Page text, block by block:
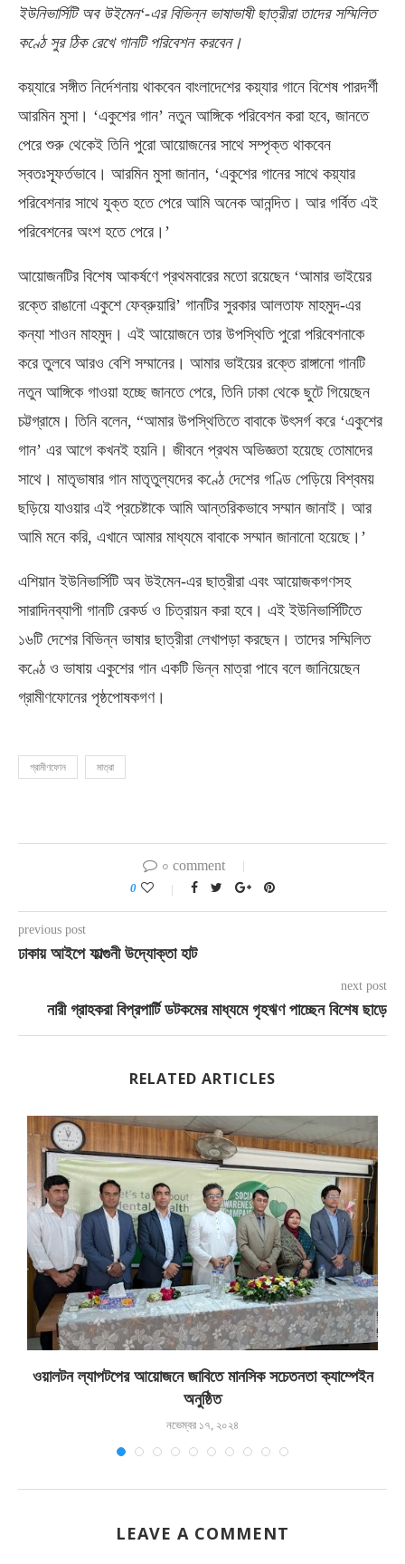
ইউনিভার্সিটি অব উইমেন‘-এর বিভিন্ন ভাষাভাষী ছাত্রীরা তাদের সম্মিলিত
কণ্ঠে সুর ঠিক রেখে গানটি পরিবেশন করবেন।
কয়্যারে সঙ্গীত নির্দেশনায় থাকবেন বাংলাদেশের কয়্যার গানে বিশেষ পারদর্শী
আরমিন মুসা। ‘একুশের গান’ নতুন আঙ্গিকে পরিবেশন করা হবে, জানতে
পেরে শুরু থেকেই তিনি পুরো আয়োজনের সাথে সম্পৃক্ত থাকবেন
স্বতঃস্ফূর্তভাবে। আরমিন মুসা জানান, ‘একুশের গানের সাথে কয়্যার
পরিবেশনার সাথে যুক্ত হতে পেরে আমি অনেক আনন্দিত। আর গর্বিত এই
পরিবেশনের অংশ হতে পেরে।’
আয়োজনটির বিশেষ আকর্ষণে প্রথমবারের মতো রয়েছেন ‘আমার ভাইয়ের
রক্তে রাঙানো একুশে ফেব্রুয়ারি’ গানটির সুরকার আলতাফ মাহমুদ-এর
কন্যা শাওন মাহমুদ। এই আয়োজনে তার উপস্থিতি পুরো পরিবেশনাকে
করে তুলবে আরও বেশি সম্মানের। আমার ভাইয়ের রক্তে রাঙ্গানো গানটি
নতুন আঙ্গিকে গাওয়া হচ্ছে জানতে পেরে, তিনি ঢাকা থেকে ছুটে গিয়েছেন
চট্টগ্রামে। তিনি বলেন, “আমার উপস্থিতিতে বাবাকে উৎসর্গ করে ‘একুশের
গান’ এর আগে কখনই হয়নি। জীবনে প্রথম অভিজ্ঞতা হয়েছে তোমাদের
সাথে। মাতৃভাষার গান মাতৃতুল্যদের কণ্ঠে দেশের গণ্ডি পেড়িয়ে বিশ্বময়
ছড়িয়ে যাওয়ার এই প্রচেষ্টাকে আমি আন্তরিকভাবে সম্মান জানাই। আর
আমি মনে করি, এখানে আমার মাধ্যমে বাবাকে সম্মান জানানো হয়েছে।’
এশিয়ান ইউনিভার্সিটি অব উইমেন-এর ছাত্রীরা এবং আয়োজকগণসহ
সারাদিনব্যাপী গানটি রেকর্ড ও চিত্রায়ন করা হবে। এই ইউনিভার্সিটিতে
১৬টি দেশের বিভিন্ন ভাষার ছাত্রীরা লেখাপড়া করছেন। তাদের সম্মিলিত
কণ্ঠে ও ভাষায় একুশের গান একটি ভিন্ন মাত্রা পাবে বলে জানিয়েছেন
গ্রামীণফোনের পৃষ্ঠপোষকগণ।
গ্রামীণফোন মাত্রা
০ comment
0
previous post
ঢাকায় আইপে ফাল্গুনী উদ্যোক্তা হাট
next post
নারী গ্রাহকরা বিপ্রপার্টি ডটকমের মাধ্যমে গৃহঋণ পাচ্ছেন বিশেষ ছাড়ে
RELATED ARTICLES
ওয়ালটন ল্যাপটপের আয়োজনে জাবিতে মানসিক সচেতনতা ক্যাম্পেইন
অনুষ্ঠিত
নভেম্বর ১৭, ২০২৪
LEAVE A COMMENT